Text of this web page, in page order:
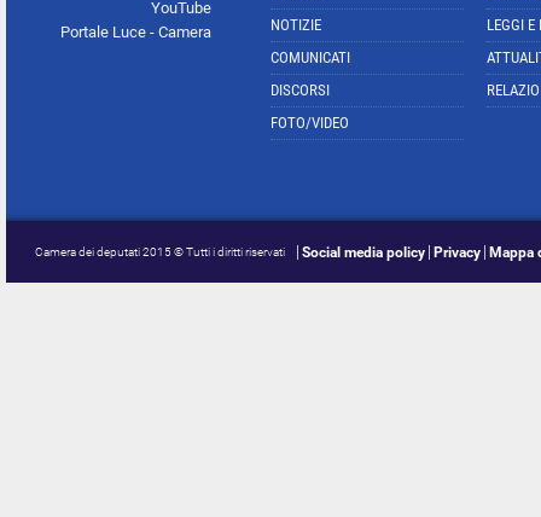
YouTube
Portale Luce - Camera
NOTIZIE
COMUNICATI
DISCORSI
FOTO/VIDEO
LEGGI E
Camera dei deputati 2015 © Tutti i diritti riservati Social media policy Privacy Mappa